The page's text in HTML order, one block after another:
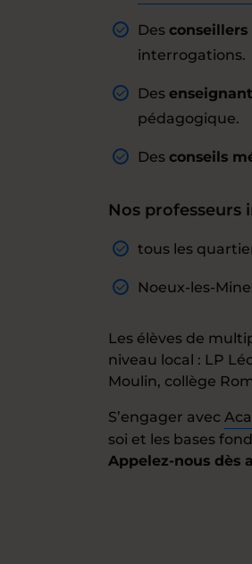
Des
interrogations.
Des
pédagogique.
Des conseils
Nos professeurs
tous les
Noeux-les-
Les élèves de
niveau local : LP
Moulin, collège
S’engager avec
soi et les bases
Appelez-nous dès